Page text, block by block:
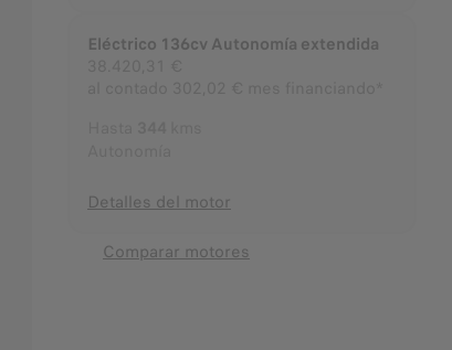
Eléctrico 136cv Autonomía extendida
Detalles del motor
Comparar motores